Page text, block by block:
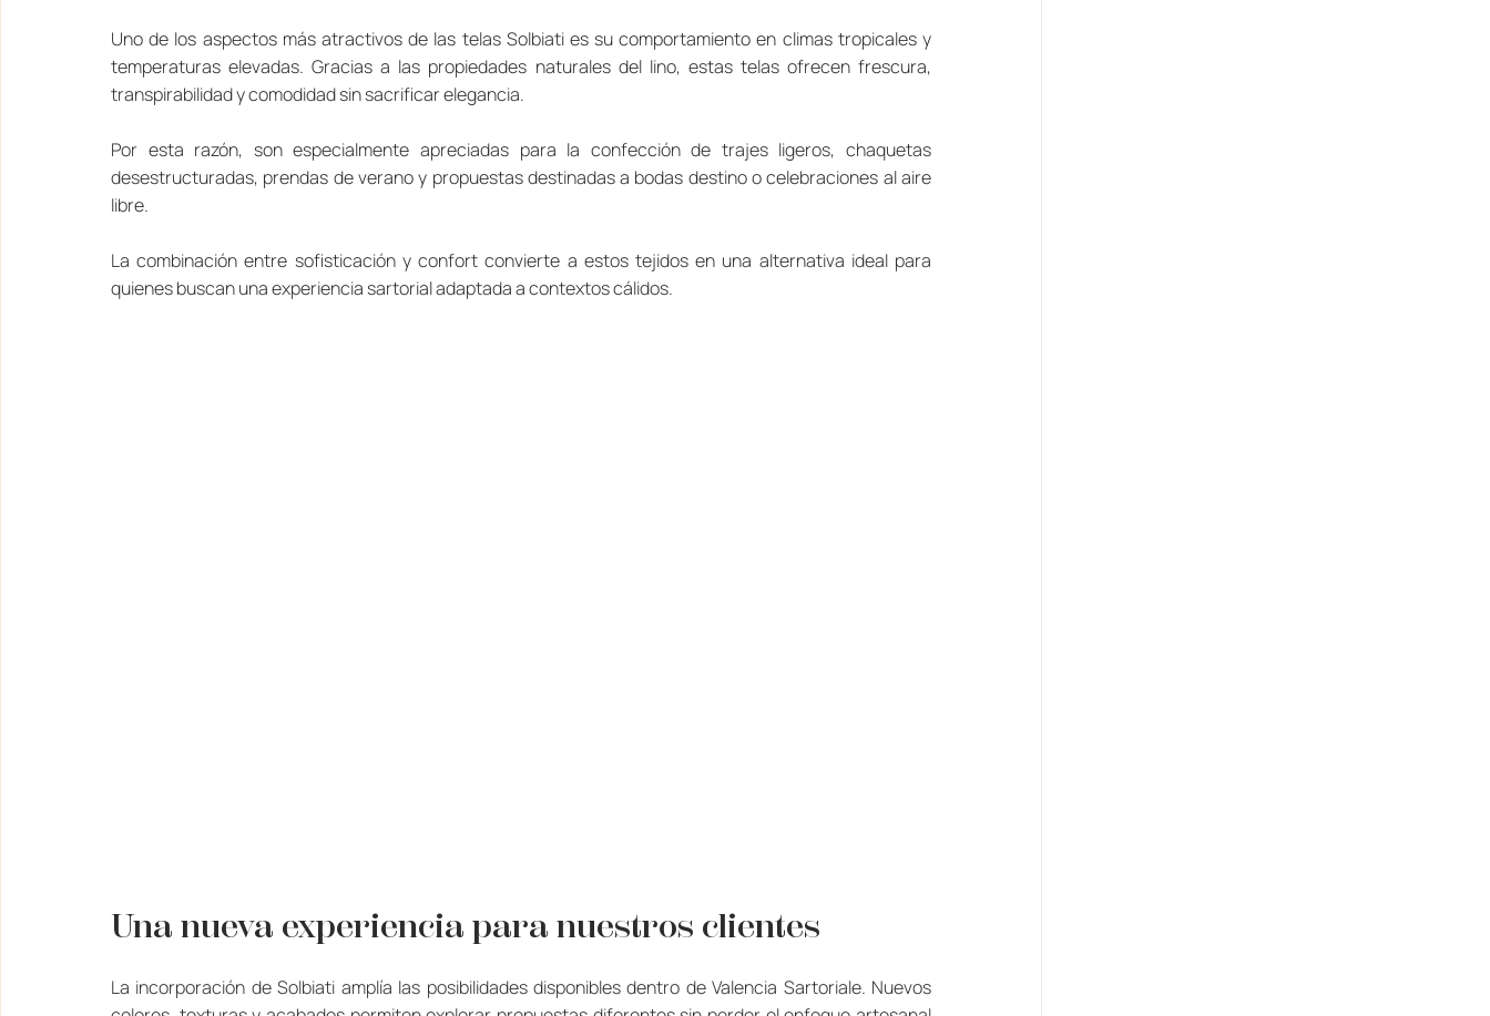
Uno de los aspectos más atractivos de las telas Solbiati es su comportamiento en climas tropicales y
temperaturas elevadas. Gracias a las propiedades naturales del lino, estas telas ofrecen frescura,
transpirabilidad y comodidad sin sacrificar elegancia.
Por esta razón, son especialmente apreciadas para la confección de trajes ligeros, chaquetas
desestructuradas, prendas de verano y propuestas destinadas a bodas destino o celebraciones al aire
libre.
La combinación entre sofisticación y confort convierte a estos tejidos en una alternativa ideal para
quienes buscan una experiencia sartorial adaptada a contextos cálidos.
Una nueva experiencia para nuestros clientes
La incorporación de Solbiati amplía las posibilidades disponibles dentro de Valencia Sartoriale. Nuevos